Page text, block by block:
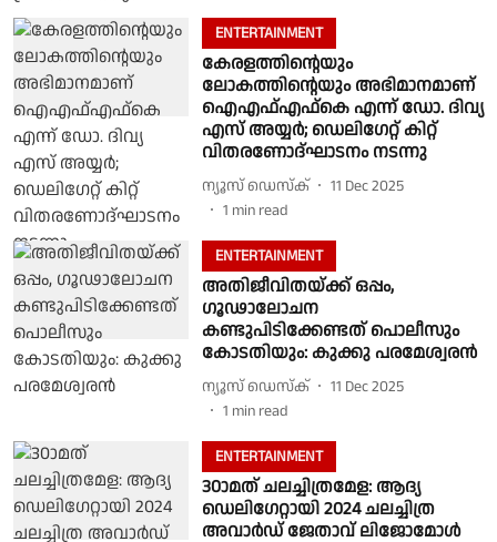
ENTERTAINMENT
കേരളത്തിന്റെയും
ലോകത്തിന്റെയും അഭിമാനമാണ്
ഐഎഫ്എഫ്കെ എന്ന് ഡോ. ദിവ്യ
എസ് അയ്യർ; ഡെലിഗേറ്റ് കിറ്റ്
വിതരണോദ്ഘാടനം നടന്നു
ന്യൂസ് ഡെസ്ക്
11 Dec 2025
1 min read
ENTERTAINMENT
അതിജീവിതയ്ക്ക് ഒപ്പം,
ഗൂഢാലോചന
കണ്ടുപിടിക്കേണ്ടത് പൊലീസും
കോടതിയും: കുക്കു പരമേശ്വരൻ
ന്യൂസ് ഡെസ്ക്
11 Dec 2025
1 min read
ENTERTAINMENT
30ാമത് ചലച്ചിത്രമേള: ആദ്യ
ഡെലിഗേറ്റായി 2024 ചലച്ചിത്ര
അവാർഡ് ജേതാവ് ലിജോമോൾ